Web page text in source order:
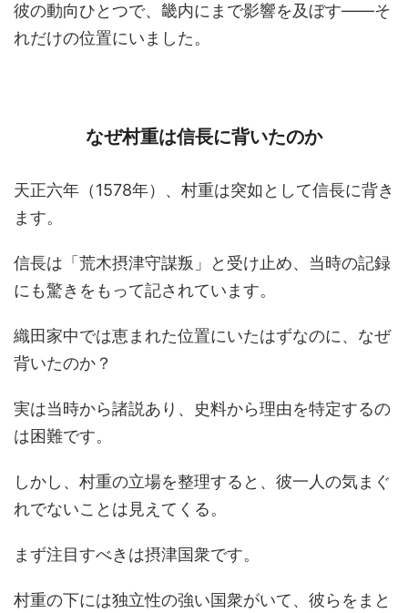
彼の動向ひとつで、畿内にまで影響を及ぼす――そ
れだけの位置にいました。
なぜ村重は信長に背いたのか
天正六年（1578年）、村重は突如として信長に背き
ます。
信長は「荒木摂津守謀叛」と受け止め、当時の記録
にも驚きをもって記されています。
織田家中では恵まれた位置にいたはずなのに、なぜ
背いたのか？
実は当時から諸説あり、史料から理由を特定するの
は困難です。
しかし、村重の立場を整理すると、彼一人の気まぐ
れでないことは見えてくる。
まず注目すべきは摂津国衆です。
村重の下には独立性の強い国衆がいて、彼らをまと